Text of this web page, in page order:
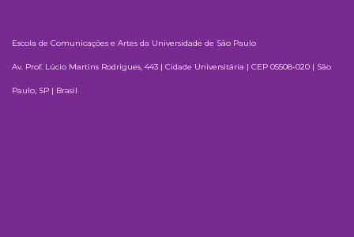
Escola de Comunicações e Artes da Universidade de São Paulo
Av. Prof. Lúcio Martins Rodrigues, 443 | Cidade Universitária | CEP 05508-020 | São
Paulo, SP | Brasil